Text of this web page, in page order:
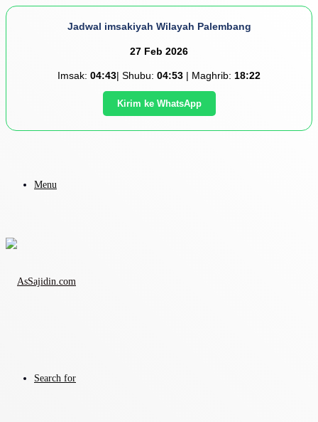
Jadwal imsakiyah Wilayah Palembang
27 Feb 2026
Imsak: 04:43| Shubu: 04:53 | Maghrib: 18:22
Kirim ke WhatsApp
Menu
Search for